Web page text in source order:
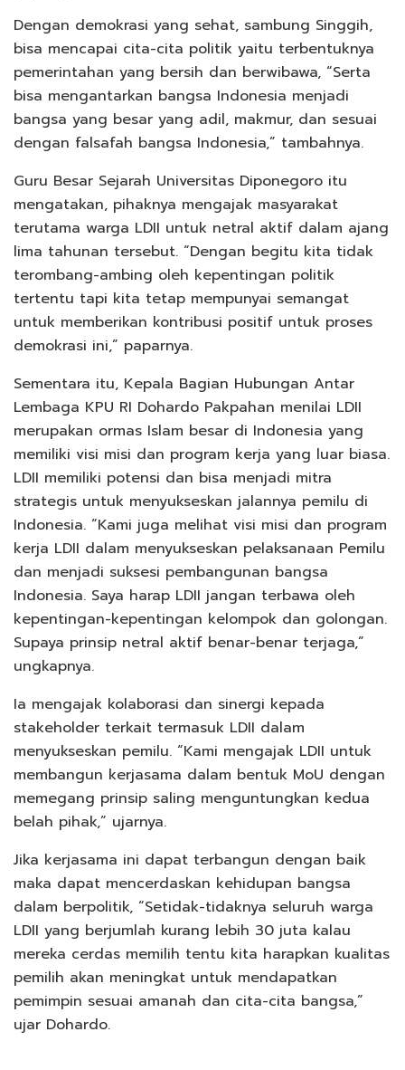
Dengan demokrasi yang sehat, sambung Singgih,
bisa mencapai cita-cita politik yaitu terbentuknya
pemerintahan yang bersih dan berwibawa, “Serta
bisa mengantarkan bangsa Indonesia menjadi
bangsa yang besar yang adil, makmur, dan sesuai
dengan falsafah bangsa Indonesia,” tambahnya.
Guru Besar Sejarah Universitas Diponegoro itu
mengatakan, pihaknya mengajak masyarakat
terutama warga LDII untuk netral aktif dalam ajang
lima tahunan tersebut. “Dengan begitu kita tidak
terombang-ambing oleh kepentingan politik
tertentu tapi kita tetap mempunyai semangat
untuk memberikan kontribusi positif untuk proses
demokrasi ini,” paparnya.
Sementara itu, Kepala Bagian Hubungan Antar
Lembaga KPU RI Dohardo Pakpahan menilai LDII
merupakan ormas Islam besar di Indonesia yang
memiliki visi misi dan program kerja yang luar biasa.
LDII memiliki potensi dan bisa menjadi mitra
strategis untuk menyukseskan jalannya pemilu di
Indonesia. “Kami juga melihat visi misi dan program
kerja LDII dalam menyukseskan pelaksanaan Pemilu
dan menjadi suksesi pembangunan bangsa
Indonesia. Saya harap LDII jangan terbawa oleh
kepentingan-kepentingan kelompok dan golongan.
Supaya prinsip netral aktif benar-benar terjaga,”
ungkapnya.
Ia mengajak kolaborasi dan sinergi kepada
stakeholder terkait termasuk LDII dalam
menyukseskan pemilu. “Kami mengajak LDII untuk
membangun kerjasama dalam bentuk MoU dengan
memegang prinsip saling menguntungkan kedua
belah pihak,” ujarnya.
Jika kerjasama ini dapat terbangun dengan baik
maka dapat mencerdaskan kehidupan bangsa
dalam berpolitik, “Setidak-tidaknya seluruh warga
LDII yang berjumlah kurang lebih 30 juta kalau
mereka cerdas memilih tentu kita harapkan kualitas
pemilih akan meningkat untuk mendapatkan
pemimpin sesuai amanah dan cita-cita bangsa,”
ujar Dohardo.